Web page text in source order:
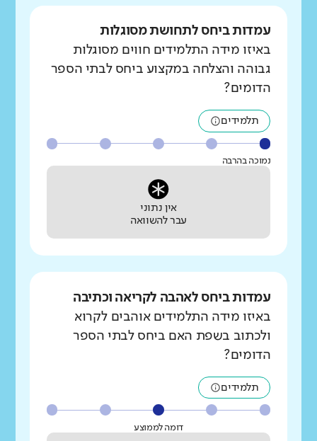
עמדות ביחס לתחושת מסוגלות
באיזו מידה התלמידים חווים מסוגלות
גבוהה והצלחה במקצוע ביחס לבתי הספר
הדומים?
תלמידים
נמוכה בהרבה
אין נתוני
עבר להשוואה
עמדות ביחס לאהבה לקריאה וכתיבה
באיזו מידה התלמידים אוהבים לקרוא
ולכתוב בשפת האם ביחס לבתי הספר
הדומים?
תלמידים
דומה לממוצע